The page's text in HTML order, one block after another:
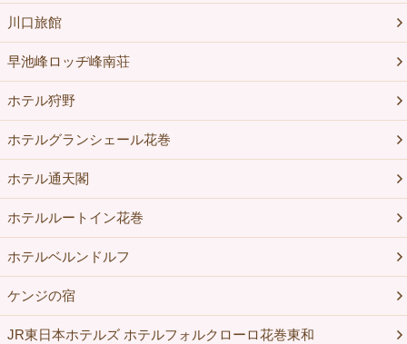
川口旅館
早池峰ロッヂ峰南荘
ホテル狩野
ホテルグランシェール花巻
ホテル通天閣
ホテルルートイン花巻
ホテルベルンドルフ
ケンジの宿
JR東日本ホテルズ ホテルフォルクローロ花巻東和